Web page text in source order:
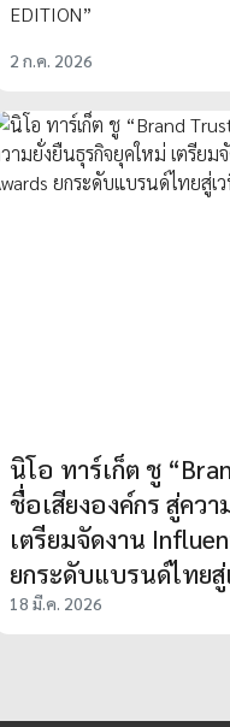
EDITION”
2 ก.ค. 2026
นิโอ ทาร์เก็ต ชู
ชื่อเสียงองค์กร สู่คว
เตรียมจัดงาน
ยกระดับแบรนด์ไทย
18 มี.ค. 2026